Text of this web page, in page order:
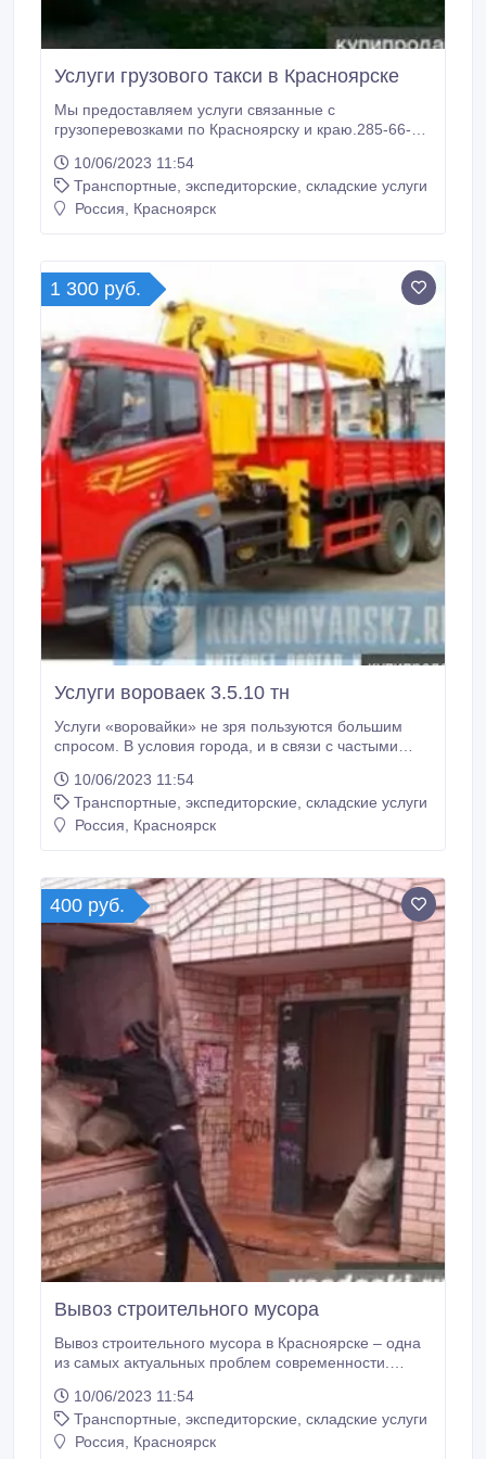
Услуги грузового такси в Красноярске
Мы предоставляем услуги связанные с
грузоперевозками по Красноярску и краю.285-66-
качественные перевозки подоступной стоимости.
Мы осуществляем перевозку любых типов грузов, -
перевози габаритной бытовой техники, хрупких
10/06/2023 11:54
Транспортные, экспедиторские, складские услуги
Россия, Красноярск
1 300 руб.
Услуги вороваек 3.5.10 тн
Услуги «воровайки» не зря пользуются большим
спросом. В условия города, и в связи с частыми
«воровайка» идеальное решение проблемы
грузоперевозок в городе. Аренда «воровайки» –
разумное решение, если Вам требуется погрузить/
10/06/2023 11:54
Транспортные, экспедиторские, складские услуги
Россия, Красноярск
400 руб.
Вывоз строительного мусора
Вывоз строительного мусора в Красноярске – одна
из самых актуальных проблем современности.
требует срочной утилизации отходов во избежание
накопления гор мусора и загрязнения окружающей
среды. . Главная задача заказчика - не ошибиться с
10/06/2023 11:54
Транспортные, экспедиторские, складские услуги
Россия, Красноярск